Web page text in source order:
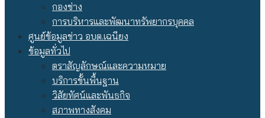
กองช่าง
การบริหารและพัฒนาทรัพยากรบุคคล
ศูนย์ข้อมูลข่าว อบต.เฉนียง
ข้อมูลทั่วไป
ตราสัญลักษณ์และความหมาย
บริการขั้นพื้นฐาน
วิสัยทัศน์และพันธกิจ
สภาพทางสังคม